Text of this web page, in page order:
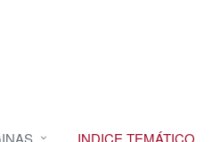
INDICE TEMÁTICO